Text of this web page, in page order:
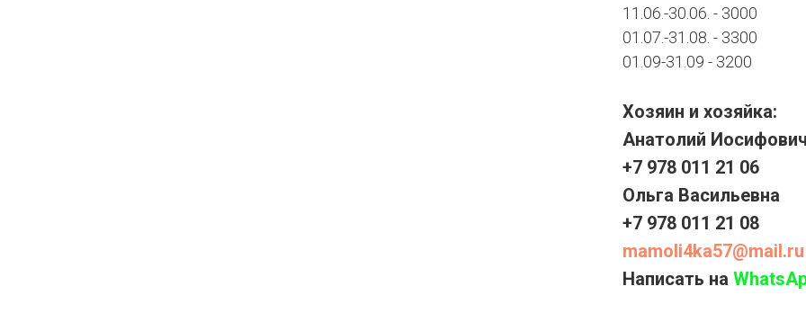
11.06.-30.06. - 3000
01.07.-31.08. - 3300
01.09-31.09 - 3200
Хозяин и хозяйка:
Анатолий
+7 978 011 21 06
Ольга Васильевна
+7 978 011 21 08
mamoli4ka57@mail.ru
Написать на